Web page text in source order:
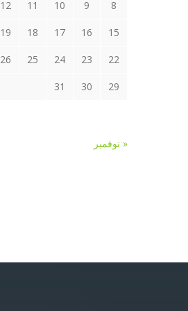
8
9
10
11
12
15
16
17
18
19
22
23
24
25
26
29
30
31
« نوفمبر